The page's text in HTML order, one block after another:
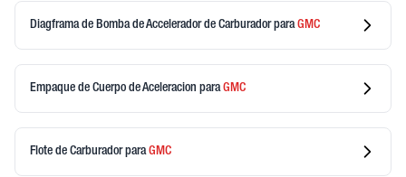
Diagframa de Bomba de Accelerador de CarburadorparaGMC
Empaque de Cuerpo de Aceleracion paraGMC
Flote de CarburadorparaGMC